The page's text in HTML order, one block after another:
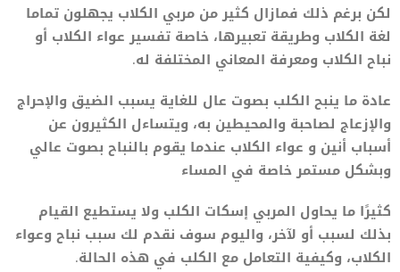
لكن برغم ذلك فمازال كثير من مربي الكلاب يجهلون تماما
لغة الكلاب وطريقة تعبيرها، خاصة تفسير عواء الكلاب أو
نباح الكلاب ومعرفة المعاني المختلفة له.
عادة ما ينبح الكلب بصوت عال للغاية يسبب الضيق والإحراج
والإزعاج لصاحبة والمحيطين به، ويتساءل الكثيرون عن
أسباب أنين و عواء الكلاب عندما يقوم بالنباح بصوت عالي
وبشكل مستمر خاصة في المساء
كثيرًا ما يحاول المربي إسكات الكلب ولا يستطيع القيام
بذلك لسبب أو لآخر، واليوم سوف نقدم لك سبب نباح وعواء
الكلاب، وكيفية التعامل مع الكلب في هذه الحالة.